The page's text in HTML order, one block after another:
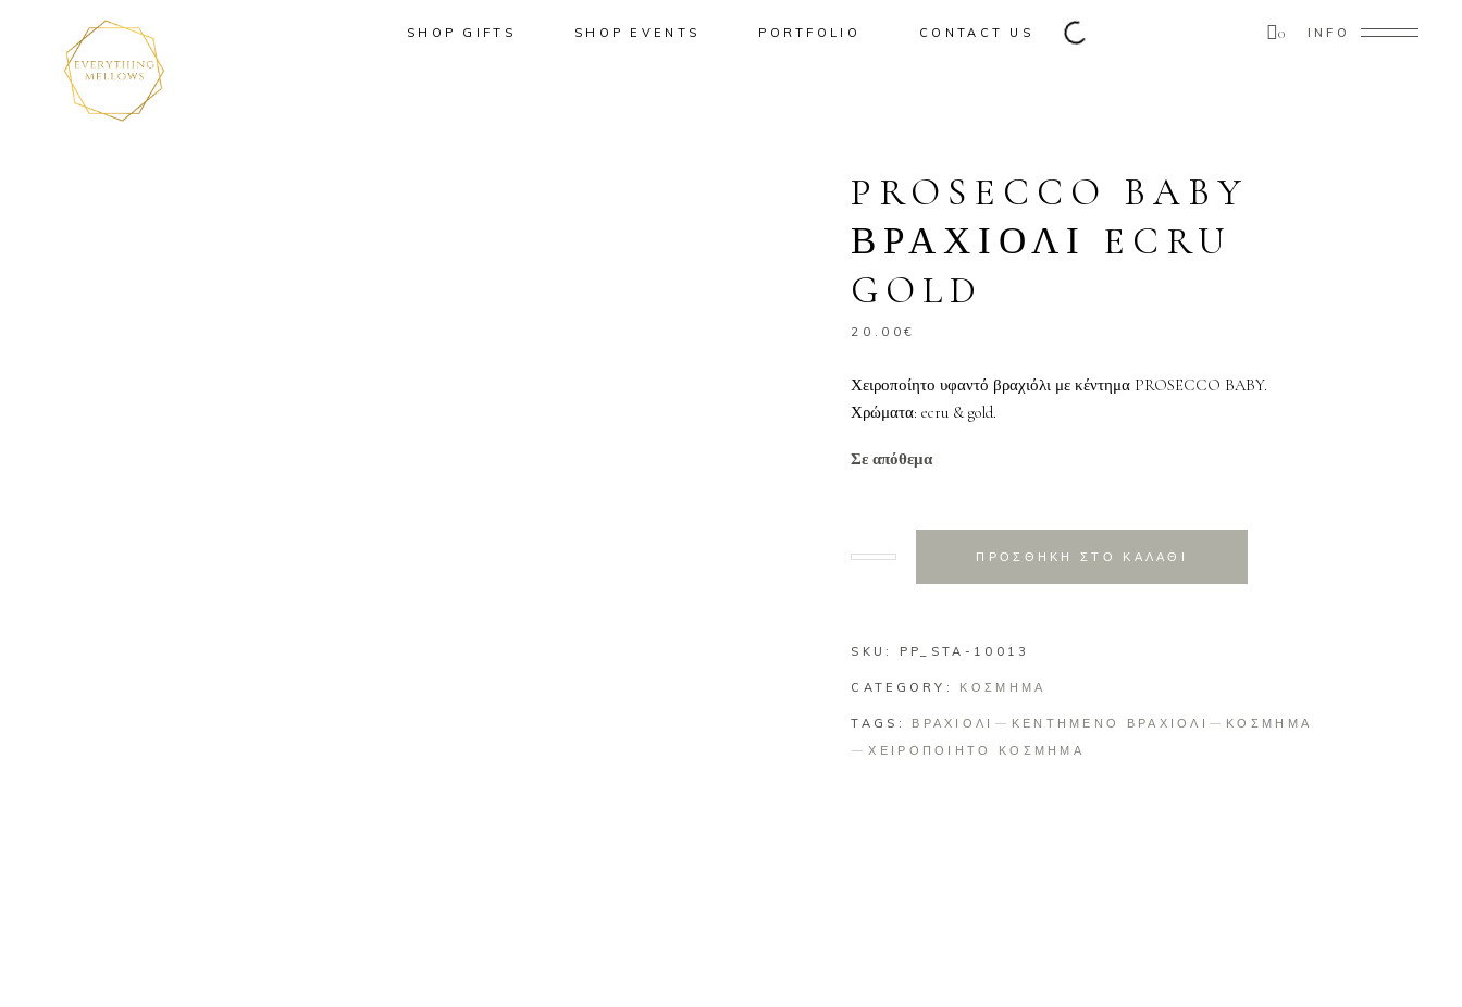
SHOP GIFTS SHOP EVENTS PORTFOLIO CONTACT US 0 INFO
PROSECCO BABY
ΒΡΑΧΙΟΛΙ ECRU
GOLD
20.00€
Χειροποίητο υφαντό βραχιόλι με κέντημα PROSECCO BABY.
Χρώματα: ecru & gold.
Σε απόθεμα
ΠΡΟΣΘΗΚΗ ΣΤΟ ΚΑΛΑΘΙ
SKU: PP_STA-10013
CATEGORY: ΚΟΣΜΗΜΑ
TAGS: ΒΡΑΧΙΟΛΙ ΚΕΝΤΗΜΕΝΟ ΒΡΑΧΙΟΛΙ
ΚΟΣΜΗΜΑ
ΧΕΙΡΟΠΟΙΗΤΟ ΚΟΣΜΗΜΑ